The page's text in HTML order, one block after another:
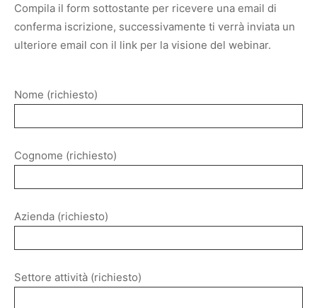
Compila il form sottostante per ricevere una email di
conferma iscrizione, successivamente ti verrà inviata un
ulteriore email con il link per la visione del webinar.
Nome (richiesto)
Cognome (richiesto)
Azienda (richiesto)
Settore attività (richiesto)